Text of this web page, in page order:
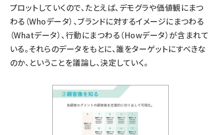
プロットしていくので、たとえば、デモグラや価値観にまつ
わる（Whoデータ）、ブランドに対するイメージにまつわる
（Whatデータ）、行動にまつわる（Howデータ）が含まれて
いる。それらのデータをもとに、誰をターゲットにすべきな
のか、ということを議論し、決定していく。